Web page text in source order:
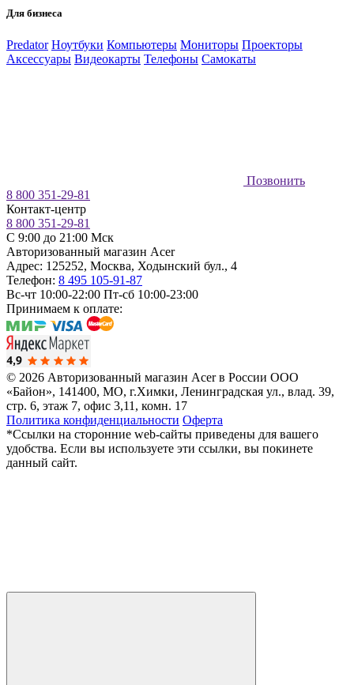
Для бизнеса
Predator Ноутбуки Компьютеры Мониторы Проекторы
Аксессуары Видеокарты Телефоны Самокаты
Позвонить
8 800 351-29-81
Контакт-центр
8 800 351-29-81
C 9:00 до 21:00 Мск
Авторизованный магазин Acer
Адрес: 125252, Москва, Ходынский бул., 4
Телефон: 8 495 105-91-87
Вс-чт 10:00-22:00 Пт-сб 10:00-23:00
Принимаем к оплате:
© 2026 Авторизованный магазин Acer в России ООО
«Байон», 141400, МО, г.Химки, Ленинградская ул., влад. 39,
стр. 6, этаж 7, офис 3,11, комн. 17
Политика конфиденциальности Оферта
*Ссылки на сторонние web-сайты приведены для вашего
удобства. Если вы используете эти ссылки, вы покинете
данный сайт.